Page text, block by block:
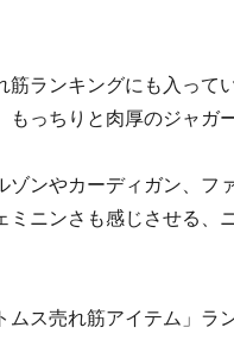
筋ランキングにも入って
もっちりと肉厚のジャガ
ゾンやカーディガン、フ
ミニンさも感じさせる、
ムス売れ筋アイテム」